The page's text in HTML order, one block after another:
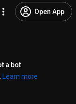
Open App
a bot
Learn more